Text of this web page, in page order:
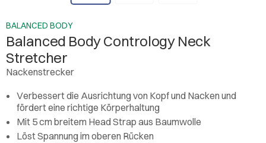
BALANCED BODY
Balanced Body Contrology Neck
Stretcher
Nackenstrecker
Verbessert die Ausrichtung von Kopf und Nacken und
fördert eine richtige Körperhaltung
Mit 5 cm breitem Head Strap aus Baumwolle
Löst Spannung im oberen Rücken